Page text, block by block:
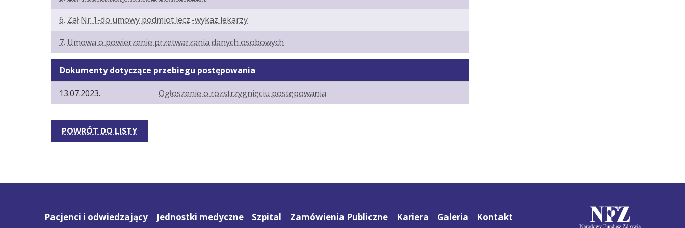
6. Zał.Nr 1-do umowy podmiot lecz.-wykaz lekarzy
7. Umowa o powierzenie przetwarzania danych osobowych
Dokumenty dotyczące przebiegu postępowania
13.07.2023. Ogłoszenie o rozstrzygnięciu postępowania
POWRÓT DO LISTY
Pacjenci i odwiedzający Jednostki medyczne Szpital Zamówienia Publiczne Kariera Galeria Kontakt